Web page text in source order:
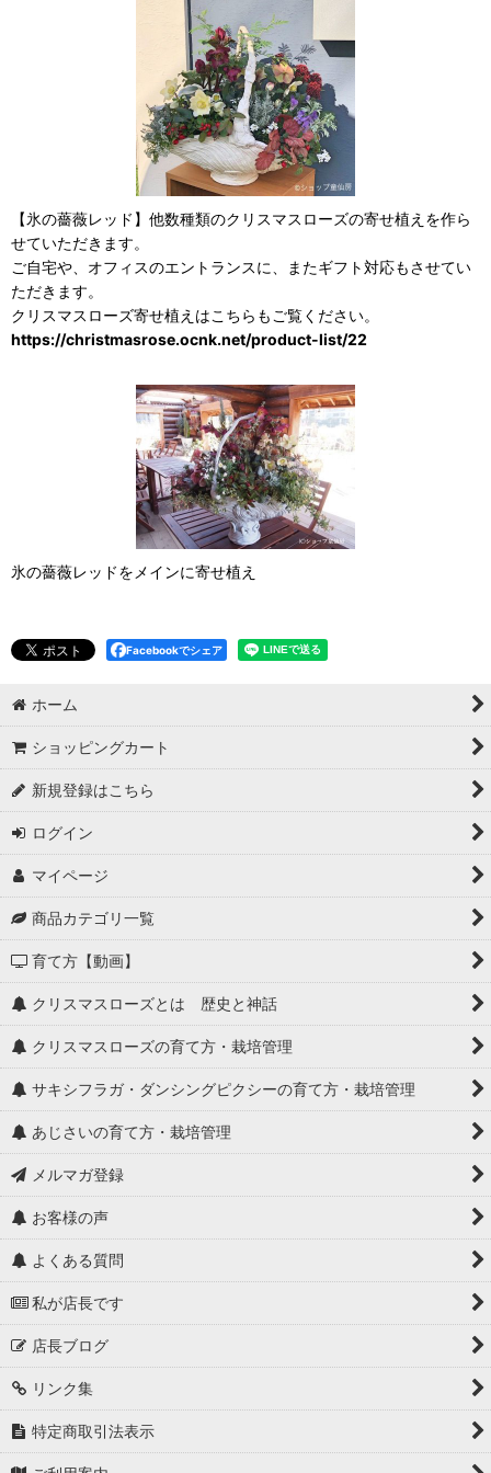
【氷の薔薇レッド】他数種類のクリスマスローズの寄せ植えを作ら
せていただきます。
ご自宅や、オフィスのエントランスに、またギフト対応もさせてい
ただきます。
クリスマスローズ寄せ植えはこちらもご覧ください。
https://christmasrose.ocnk.net/product-list/22
氷の薔薇レッドをメインに寄せ植え
Facebookでシェア
ホーム
ショッピングカート
新規登録はこちら
ログイン
マイページ
商品カテゴリ一覧
育て方【動画】
クリスマスローズとは 歴史と神話
クリスマスローズの育て方・栽培管理
サキシフラガ・ダンシングピクシーの育て方・栽培管理
あじさいの育て方・栽培管理
メルマガ登録
お客様の声
よくある質問
私が店長です
店長ブログ
リンク集
特定商取引法表示